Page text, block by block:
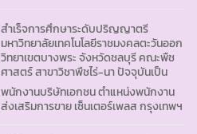
สำเร็จการศึกษาระดับปริญญาตรี
มหาวิทยาลัยเทคโนโลยีราชมงคลตะวันออก
วิทยาเขตบางพระ จังหวัดชลบุรี คณะพืช
ศาสตร์ สาขาวิชาพืชไร่-นา ปัจจุบันเป็น
พนักงานบริษัทเอกชน ตำแหน่งพนักงาน
ส่งเสริมการขาย เซ็นเตอร์เพลส กรุงเทพฯ